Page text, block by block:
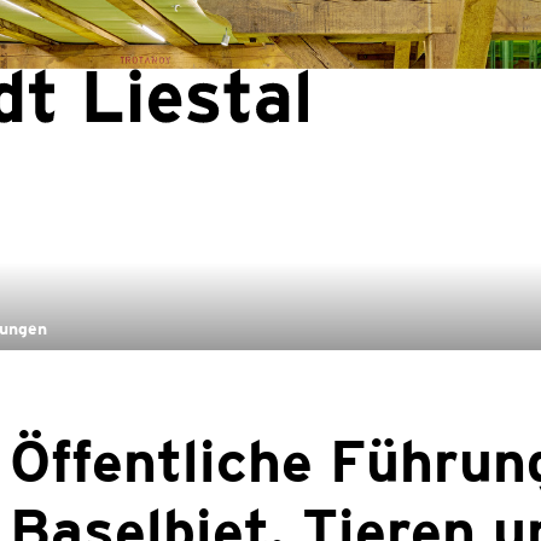
(ausgewählt)
Öffentliche